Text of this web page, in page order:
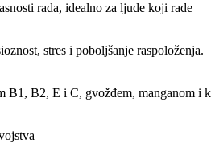
rada, idealno za ljude koji rade
stres i poboljšanje raspoloženja.
B1, B2, E i C, gvožđem, manganom i